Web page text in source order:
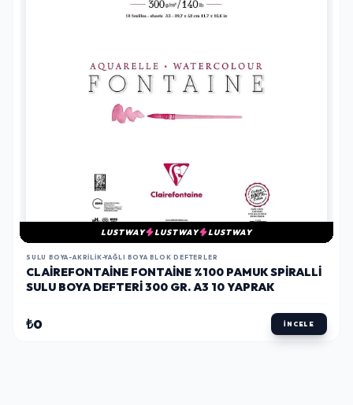
LUSTWAY LUSTWAY LUSTWAY
SULU BOYA-AKRILIK-YAĞLI BOYA BLOK DEFTERLER
CLAIREFONTAINE FONTAINE %100 PAMUK SPIRALLI
SULU BOYA DEFTERI 300 GR. A3 10 YAPRAK
₺0 İNCELE